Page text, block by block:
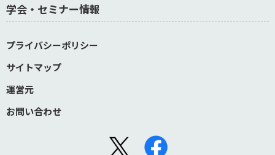
学会・セミナー情報
プライバシーポリシー
サイトマップ
運営元
お問い合わせ